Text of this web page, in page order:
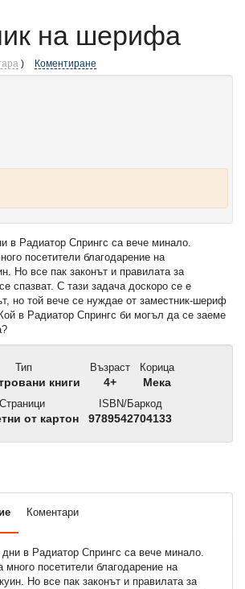
на шерифа
Коментиране
в Радиатор Спрингс са вече минало.
посетители благодарение на
Но все пак законът и правилата за
спазват. С тази задача доскоро се е
но той вече се нуждае от заместник-шериф
в Радиатор Спрингс би могъл да се заеме
Тип
книги
Възраст
4+
Корица
Мека
Страници
от картон
ISBN/Баркод
9789542704133
Коментари
дни в Радиатор Спрингс са вече минало.
много посетители благодарение на
Но все пак законът и правилата за